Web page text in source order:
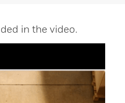
in the video.